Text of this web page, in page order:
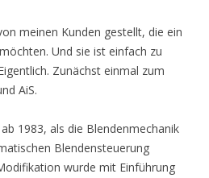
meinen Kunden gestellt, die ein
Und sie ist einfach zu
Zunächst einmal zum
AiS.
1983, als die Blendenmechanik
Blendensteuerung
wurde mit Einführung